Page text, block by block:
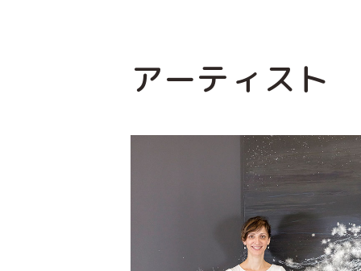
アーティスト